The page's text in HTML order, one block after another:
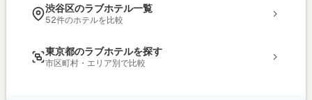
渋谷区のラブホテル一覧
52件のホテルを比較
東京都のラブホテルを探す
市区町村・エリア別で比較